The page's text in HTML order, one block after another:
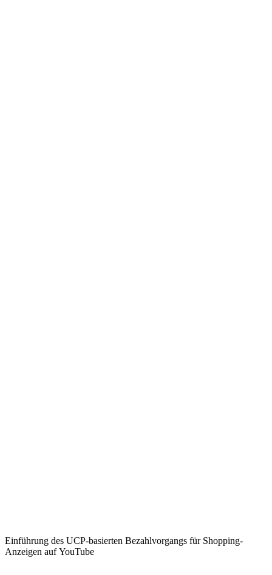
Einführung des UCP-basierten Bezahlvorgangs für Shopping-
Anzeigen auf YouTube